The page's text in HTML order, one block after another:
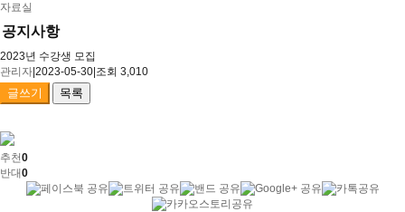
자료실
공지사항
2023년 수강생 모집
관리자 2023-05-30 조회 3,010
글쓰기 목록
추천0
반대0